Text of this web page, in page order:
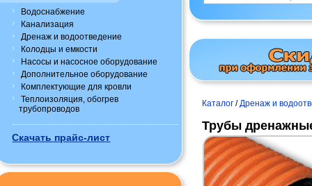
Водоснабжение
Канализация
Дренаж и водоотведение
Колодцы и емкости
Насосы и насосное оборудование
Дополнительное оборудование
Комплектующие для кровли
Теплоизоляция, обогрев
трубопроводов
Скачать прайс-лист
Каталог /Дренаж и
Трубы